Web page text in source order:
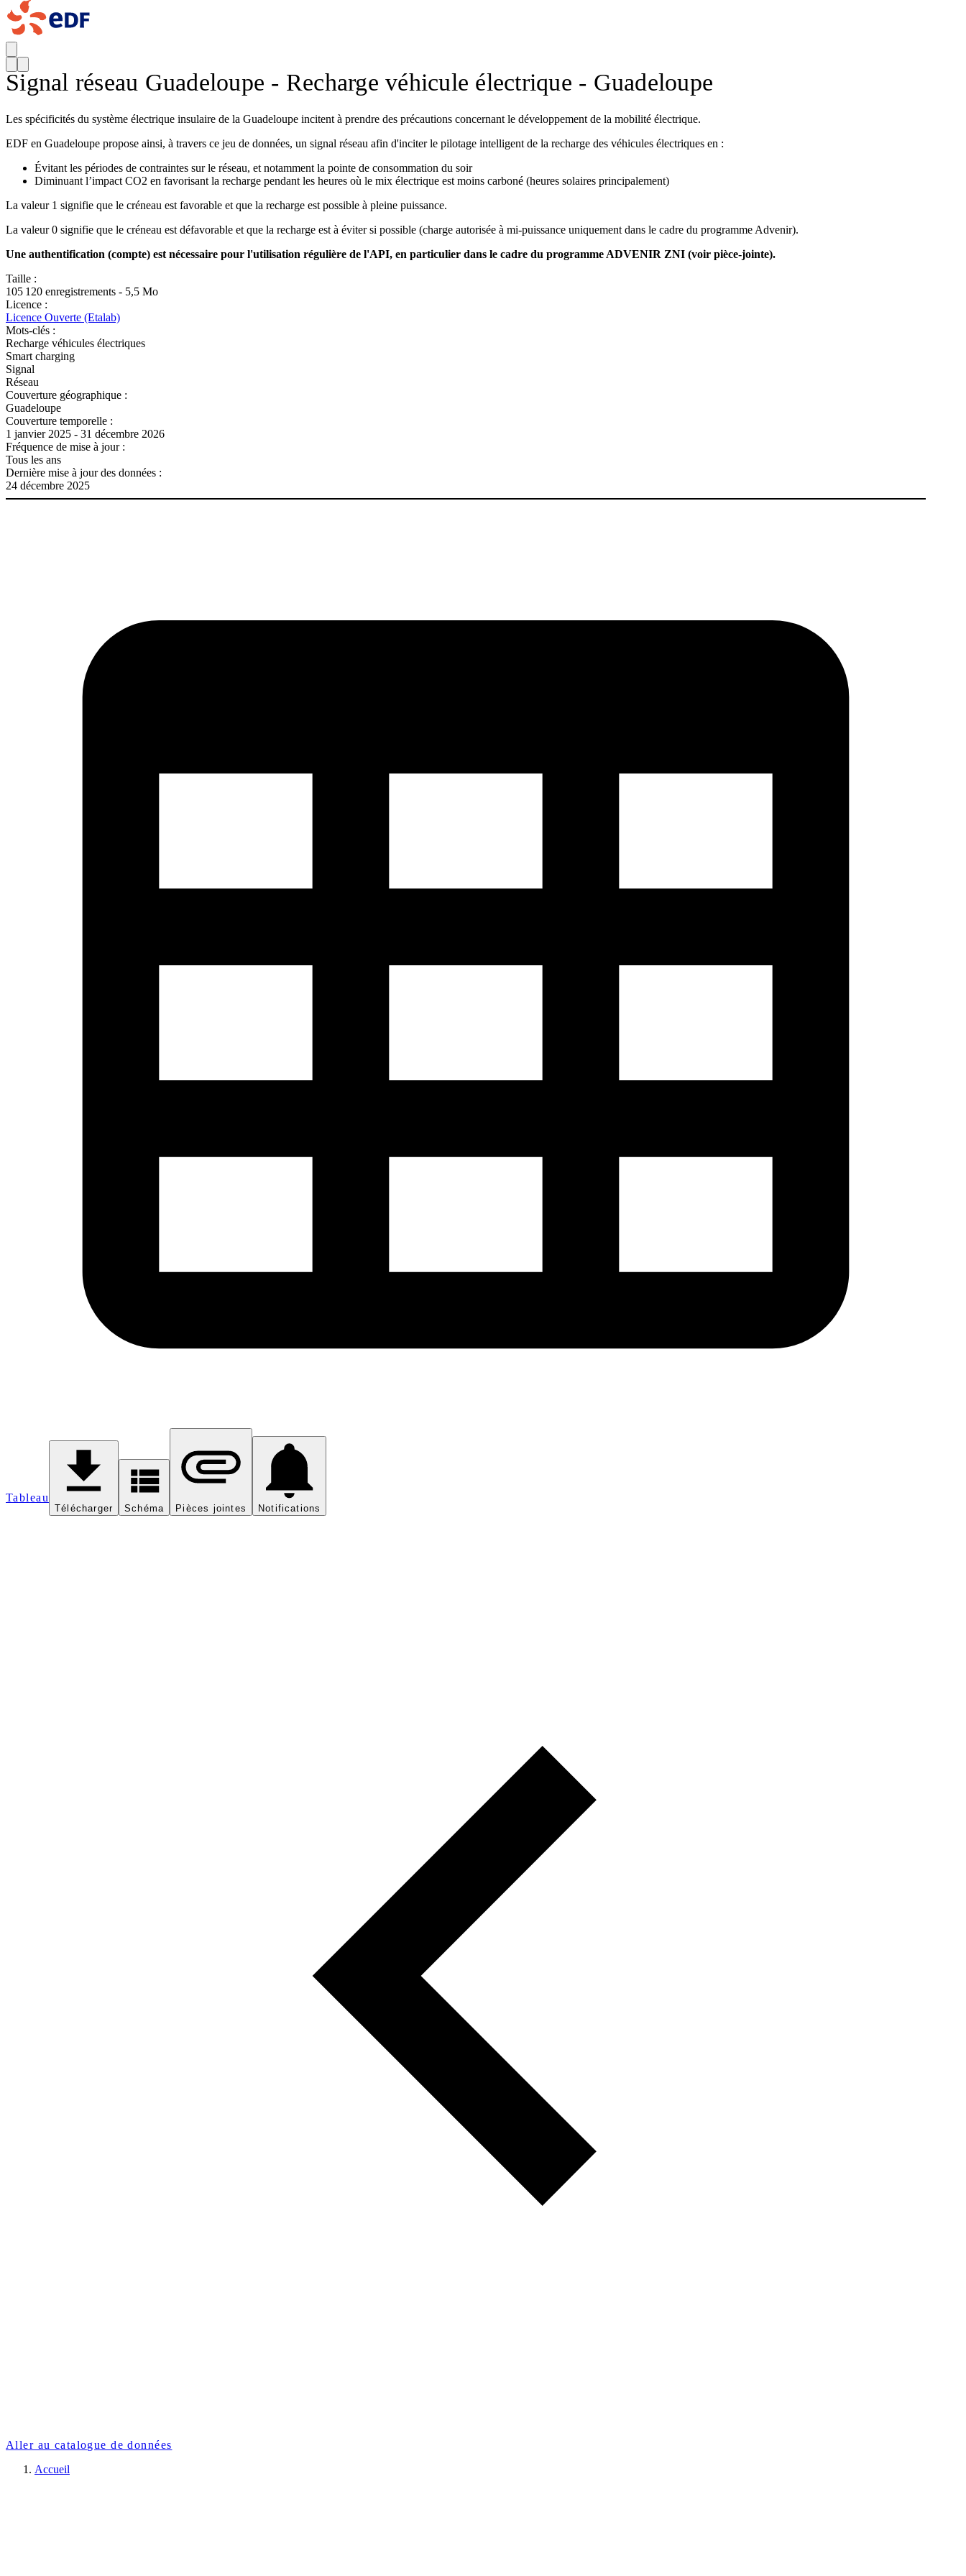
Signal réseau Guadeloupe - Recharge véhicule électrique - Guadeloupe
Les spécificités du système électrique insulaire de la Guadeloupe incitent à prendre des précautions concernant le développement de la mobilité électrique.
EDF en Guadeloupe propose ainsi, à travers ce jeu de données, un signal réseau afin d'inciter le pilotage intelligent de la recharge des véhicules électriques en :
Évitant les périodes de contraintes sur le réseau, et notamment la pointe de consommation du soir
Diminuant l’impact CO2 en favorisant la recharge pendant les heures où le mix électrique est moins carboné (heures solaires principalement)
La valeur 1 signifie que le créneau est favorable et que la recharge est possible à pleine puissance.
La valeur 0 signifie que le créneau est défavorable et que la recharge est à éviter si possible (charge autorisée à mi-puissance uniquement dans le cadre du programme Advenir).
Une authentification (compte) est nécessaire pour l'utilisation régulière de l'API, en particulier dans le cadre du programme ADVENIR ZNI (voir pièce-jointe).
Taille :
105 120 enregistrements - 5,5 Mo
Licence :
Licence Ouverte (Etalab)
Mots-clés :
Recharge véhicules électriques
Smart charging
Signal
Réseau
Couverture géographique :
Guadeloupe
Couverture temporelle :
1 janvier 2025 - 31 décembre 2026
Fréquence de mise à jour :
Tous les ans
Dernière mise à jour des données :
24 décembre 2025
Tableau
Télécharger Schéma Pièces jointes Notifications
Aller au catalogue de données
Accueil